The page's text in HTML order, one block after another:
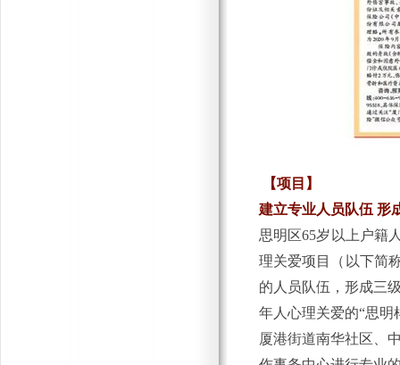
【项目】
建立专业人员队伍 形
思明区65岁以上户籍
理关爱项目（以下简
的人员队伍，形成三
年人心理关爱的“思明
厦港街道南华社区、